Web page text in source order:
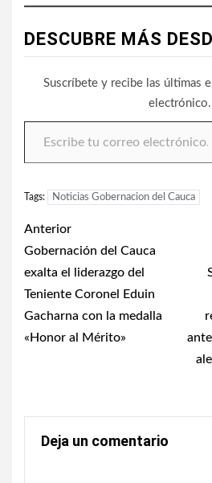
DESCUBRE MÁS
Suscríbete y recibe las últimas
electrónico.
Escribe tu correo electrónico…
Tags: Noticias Gobernacion del Cauca
Post
navigation
Anterior
Gobernación del Cauca
exalta el liderazgo del
Teniente Coronel Eduin
Gacharna con la medalla
«Honor al Mérito»
Deja un comentario